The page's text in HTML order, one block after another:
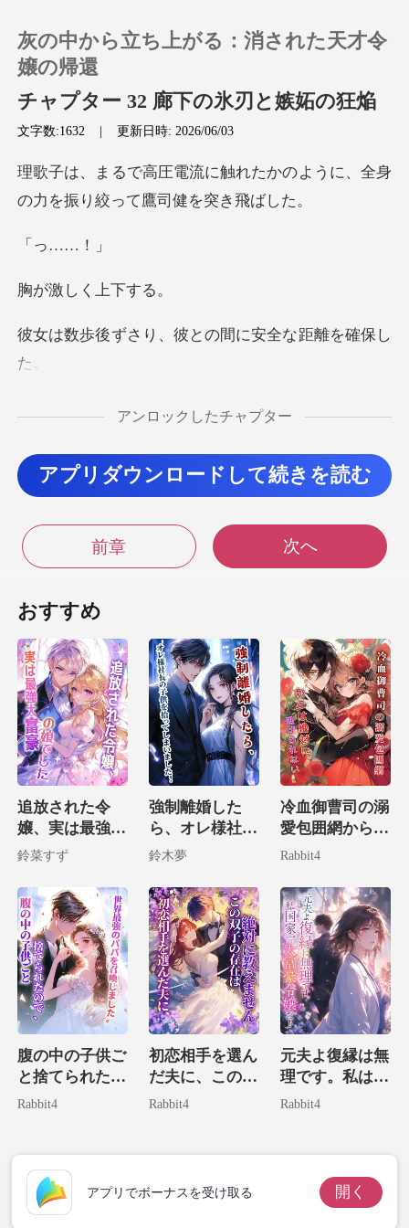
チャージ
閲覧履歴
ログアウトします
灰の中から立ち上がる：消された天才令
嬢の帰還
チャプター 32 廊下の氷刃と嫉妬の狂焔
文字数:1632 |更新日時: 2026/06/03
れたかのように、全身
の力を振
……
しく上
り、彼との間に安
、彼女の体の柔
感に、健の指先
隠すために、最も
な。そうやって拒絶する
、みるみる涙
してそれをこぼ
りで震
だけです。ですが、
もう結構。あ
男に、入れ知恵
その名前を
の理性を焼
アンロックしたチャプター
アプリダウンロードして続きを読む
前章 次へ
おすすめ
追放された令
嬢、実は最強大
富豪の娘でした
鈴菜すず
強制離婚した
ら、オレ様社長
の子供を拾って
鈴木夢
冷血御曹司の溺
愛包囲網からは
絶対に逃げられ
Rabbit4
腹の中の子供ご
と捨てられたの
で、世界最強の
Rabbit4
初恋相手を選ん
だ夫に、この双
子の存在は絶対
Rabbit4
元夫よ復縁は無
理です。私は国
家一の大富豪令
Rabbit4
アプリでボーナスを受け取る 開く